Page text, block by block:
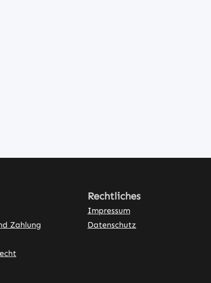
Zahlung
Rechtliches
Impressum
Datenschutz